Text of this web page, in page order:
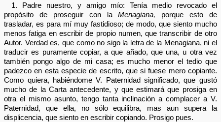
1. Padre nuestro, y amigo mío: Tenía medio revocado el
propósito de proseguir con laMenagiana, porque esto de
trasladar, es para mí muy fastidioso; de modo, que siento mucho
menos fatiga en escribir de propio numen, que transcribir de otro
Autor. Verdad es, que como no sigo la letra de la Menagiana, ni el
traducir es puramente copiar, a que añado, que una, u otra vez
también pongo algo de mi casa; es mucho menor el tedio que
padezco en esta especie de escrito, que si fuese mero copiante.
Como quiera, habiéndome V. Paternidad significado, que gustó
mucho de la Carta antecedente, y que estimará que prosiga en
otra el mismo asunto, tengo tanta inclinación a complacer a V.
Paternidad, que ella, no sólo equilibra, mas aun supera la
displicencia, que siento en escribir copiando. Prosigo pues.